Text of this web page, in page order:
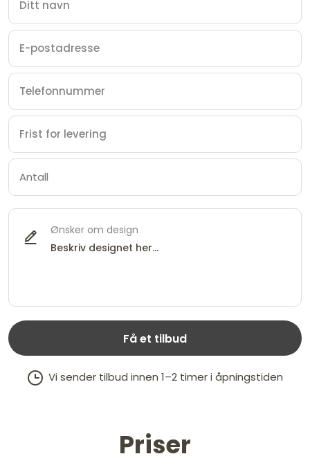
Ønsker om design
Få et tilbud
Vi sender tilbud innen 1–2 timer i åpningstiden
Priser